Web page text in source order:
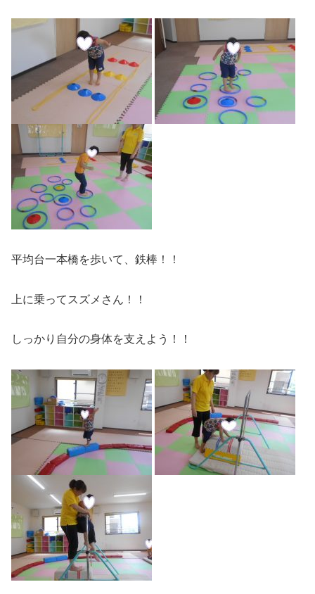
平均台一本橋を歩いて、鉄棒！！
上に乗ってスズメさん！！
しっかり自分の身体を支えよう！！